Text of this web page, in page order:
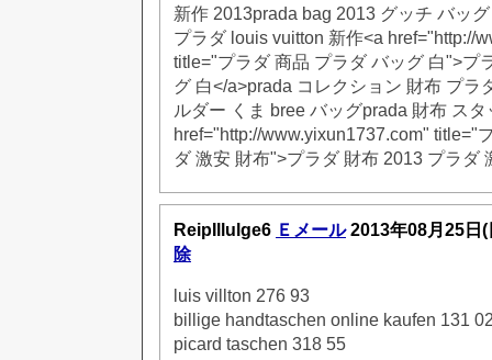
新作 2013prada bag 2013 グッチ バッ
プラダ louis vuitton 新作<a href="http://
title="プラダ 商品 プラダ バッグ 白">プ
グ 白</a>prada コレクション 財布 プラ
ルダー くま bree バッグprada 財布 ス
href="http://www.yixun1737.com" title="
ダ 激安 財布">プラダ 財布 2013 プラダ
ReipIllulge6 Ｅメール 2013年08月25日
除
luis villton 276 93
billige handtaschen online kaufen 131
picard taschen 318 55